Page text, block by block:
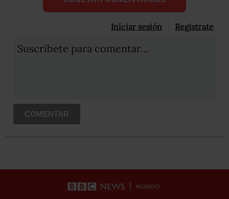
Iniciar sesión Registrate
Suscribete para comentar...
COMENTAR